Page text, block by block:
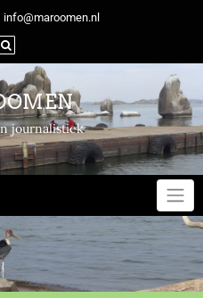
info@maroomen.nl
journalistiek